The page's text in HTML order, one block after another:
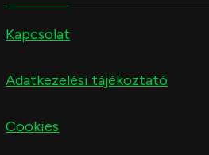
Kapcsolat
Adatkezelési tájékoztató
Cookies